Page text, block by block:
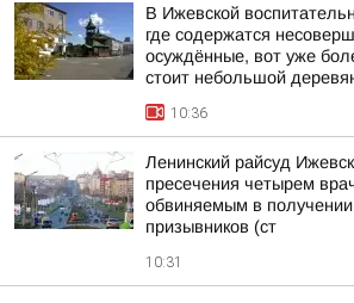
В Ижевской
где содержатся
осуждённые, вот уже
стоит небольшой
10:36
Ленинский райсуд
пресечения четырем
обвиняемым в получении
призывников (ст
10:31